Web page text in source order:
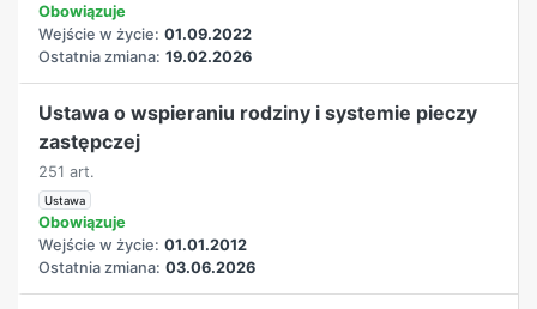
Obowiązuje
Wejście w życie: 01.09.2022
Ostatnia zmiana: 19.02.2026
Ustawa o wspieraniu rodziny i systemie pieczy
zastępczej
251 art.
Ustawa
Obowiązuje
Wejście w życie: 01.01.2012
Ostatnia zmiana: 03.06.2026